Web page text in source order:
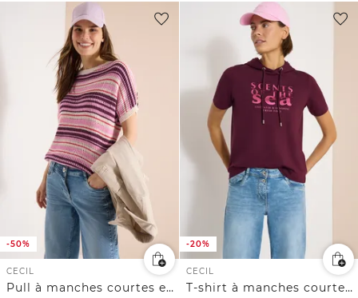
-50%
CECIL
Pull à manches courtes en fil de ruban
-20%
CECIL
T-shirt à manches courtes avec capuche et inscriptions